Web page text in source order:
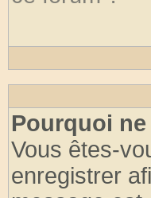
Pourquoi
Vous êtes-
enregistrer